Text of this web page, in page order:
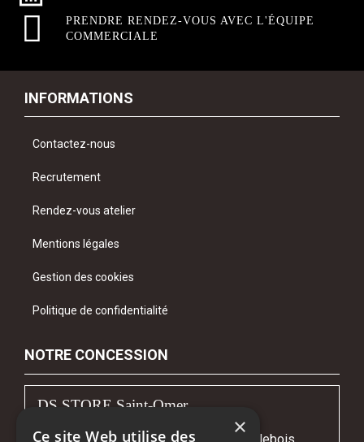
PRENDRE RENDEZ-VOUS AVEC L'ÉQUIPE
COMMERCIALE
INFORMATIONS
Contactez-nous
Recrutement
Rendez-vous atelier
Mentions légales
Gestion des cookies
Politique de confidentialité
NOTRE CONCESSION
DS STORE Saint-Omer
×
Ce site Web utilise des